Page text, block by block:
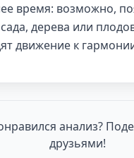
время: возможно,
дерева или
движение к
анализ?
друзьями!